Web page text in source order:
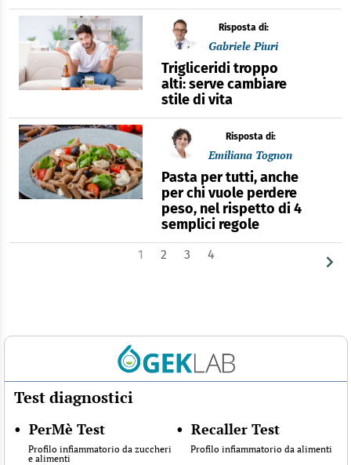
Risposta di:
Gabriele Piuri
Trigliceridi troppo
alti: serve cambiare
stile di vita
Risposta di:
Emiliana Tognon
Pasta per tutti, anche
per chi vuole perdere
peso, nel rispetto di 4
semplici regole
1 2 3 4
Test diagnostici
• PerMè Test
Profilo infiammatorio da zuccheri
e alimenti
• Recaller Test
Profilo infiammatorio da alimenti